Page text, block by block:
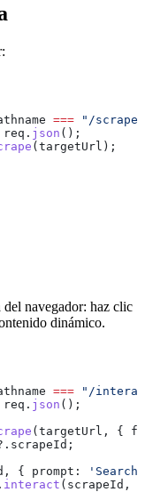
=== "/scrape"
req . json ();
( targetUrl );
del navegador: haz clic
dinámico.
=== "/
req . json ();
( targetUrl , {
scrapeId ;
, { prompt:
'Search
. interact ( scrapeId ,